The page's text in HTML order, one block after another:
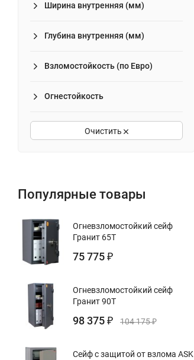
Ширина внутренняя (мм)
Глубина внутренняя (мм)
Взломостойкость (по Евро)
Огнестойкость
Очистить
Популярные товары
Огневзломостойкий сейф
Гранит 65T
75 775 ₽
Огневзломостойкий сейф
Гранит 90T
98 375 ₽ 104 175₽
Сейф с защитой от взлома ASK